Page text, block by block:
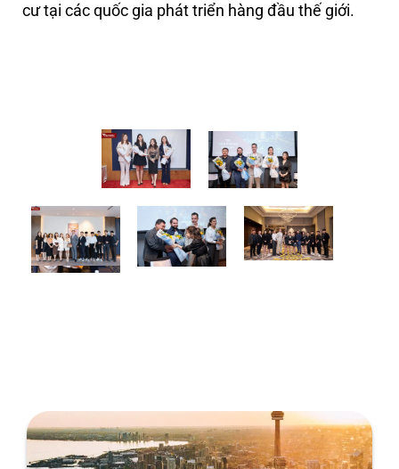
cư tại các quốc gia phát triển hàng đầu thế giới.